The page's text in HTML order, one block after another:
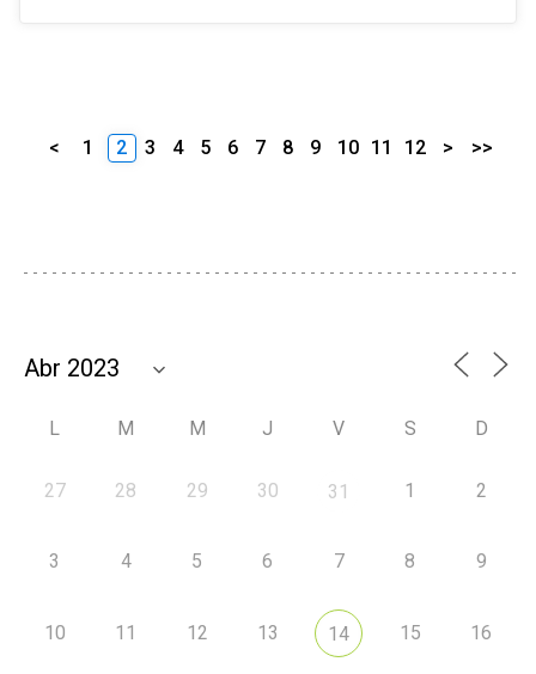
< 1 2 3 4 5 6 7 8 9 10 11 12 > >>
L M M J V S D
27 28 29 30 31 1 2
3 4 5 6 7 8 9
10 11 12 13 14 15 16